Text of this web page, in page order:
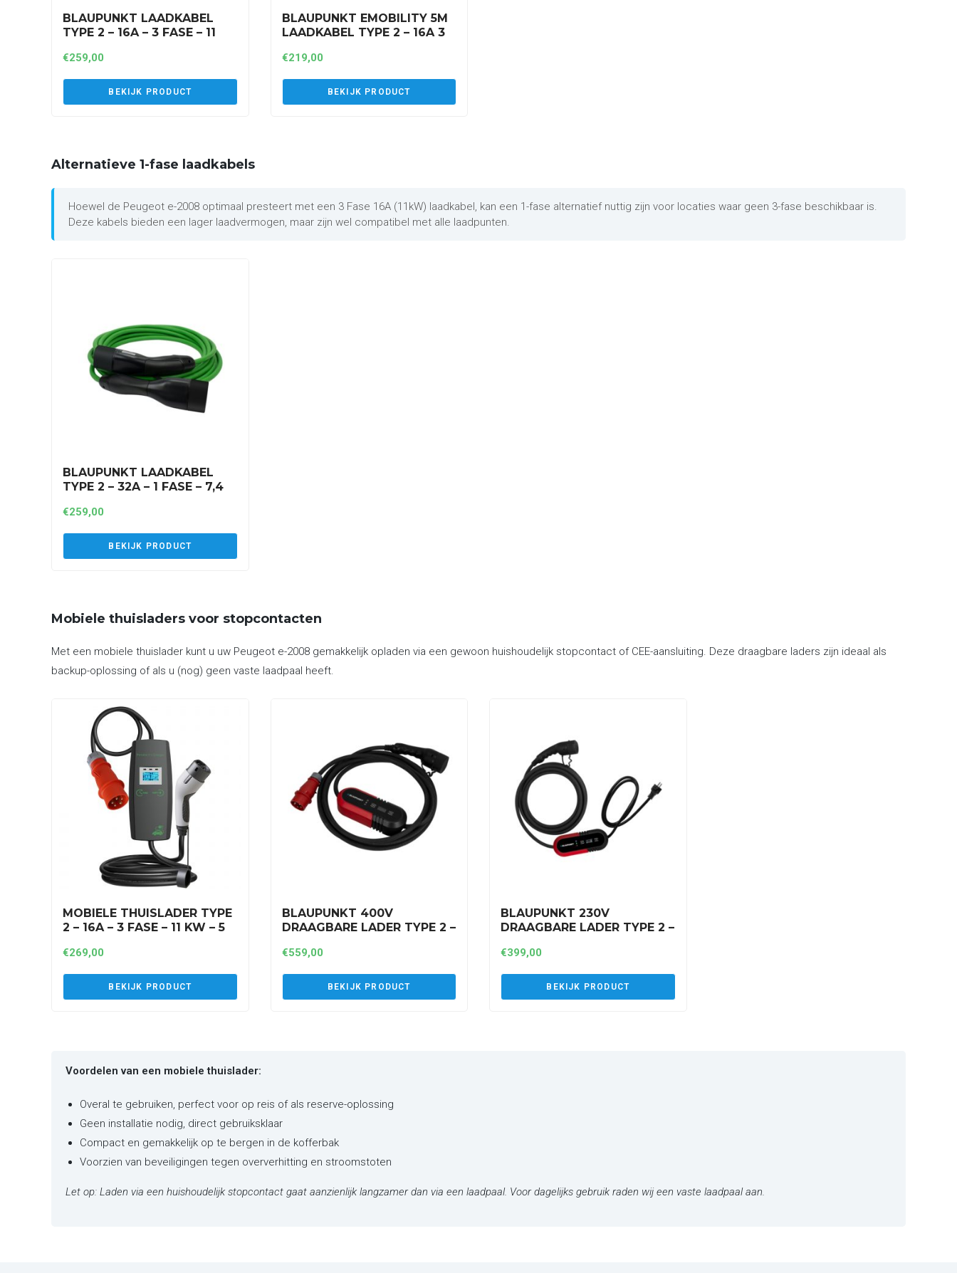
BLAUPUNKT LAADKABEL
TYPE 2 – 16A – 3 FASE – 11
€259,00
BEKIJK PRODUCT
BLAUPUNKT EMOBILITY 5M
LAADKABEL TYPE 2 – 16A 3
€219,00
BEKIJK PRODUCT
Alternatieve 1-fase laadkabels
Hoewel de Peugeot e-2008 optimaal presteert met een 3 Fase 16A (11kW) laadkabel, kan een 1-fase alternatief nuttig zijn voor locaties waar geen 3-fase beschikbaar is.
Deze kabels bieden een lager laadvermogen, maar zijn wel compatibel met alle laadpunten.
BLAUPUNKT LAADKABEL
TYPE 2 – 32A – 1 FASE – 7,4
€259,00
BEKIJK PRODUCT
Mobiele thuisladers voor stopcontacten
Met een mobiele thuislader kunt u uw Peugeot e-2008 gemakkelijk opladen via een gewoon huishoudelijk stopcontact of CEE-aansluiting. Deze draagbare laders zijn ideaal als
backup-oplossing of als u (nog) geen vaste laadpaal heeft.
MOBIELE THUISLADER TYPE
2 – 16A – 3 FASE – 11 KW – 5
€269,00
BEKIJK PRODUCT
BLAUPUNKT 400V
DRAAGBARE LADER TYPE 2 –
(P3PM2T2)
€559,00
BEKIJK PRODUCT
BLAUPUNKT 230V
DRAAGBARE LADER TYPE 2 –
(P1PM2T2)
€399,00
BEKIJK PRODUCT
Voordelen van een mobiele thuislader:
Overal te gebruiken, perfect voor op reis of als reserve-oplossing
Geen installatie nodig, direct gebruiksklaar
Compact en gemakkelijk op te bergen in de kofferbak
Voorzien van beveiligingen tegen oververhitting en stroomstoten
Let op: Laden via een huishoudelijk stopcontact gaat aanzienlijk langzamer dan via een laadpaal. Voor dagelijks gebruik raden wij een vaste laadpaal aan.